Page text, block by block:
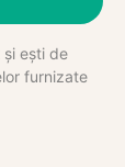
ești de
furnizate